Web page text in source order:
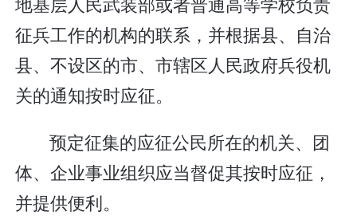
征兵工作的机构的联系，并根据县、自治
县、不设区的市、市辖区人民政府兵役机
关的通知按时应征。
预定征集的应征公民所在的机关、团
体、企业事业组织应当督促其按时应征，
并提供便利。